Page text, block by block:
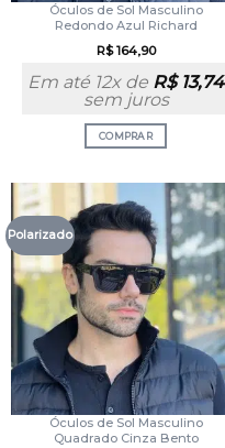
Óculos de Sol Masculino
Redondo Azul Richard
R$164,90
Em até 12x de R$13,74
sem juros
COMPRAR
Polarizado
Óculos de Sol Masculino
Quadrado Cinza Bento